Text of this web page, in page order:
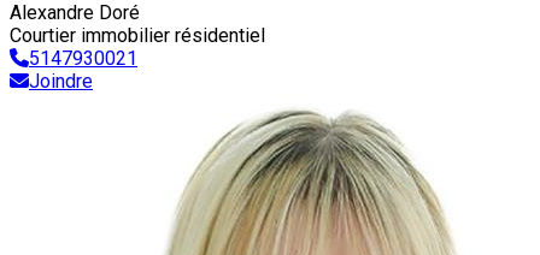
Alexandre Doré
Courtier immobilier résidentiel
5147930021
Joindre